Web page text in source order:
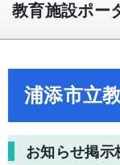
教育施設ポー
浦添市立
お知らせ掲示